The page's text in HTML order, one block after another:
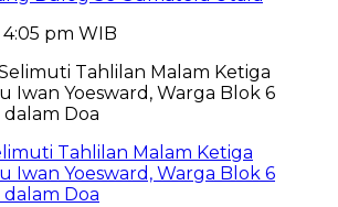
pm WIB
Tahlilan Malam Ketiga
Iwan Yoesward, Warga Blok 6
Doa